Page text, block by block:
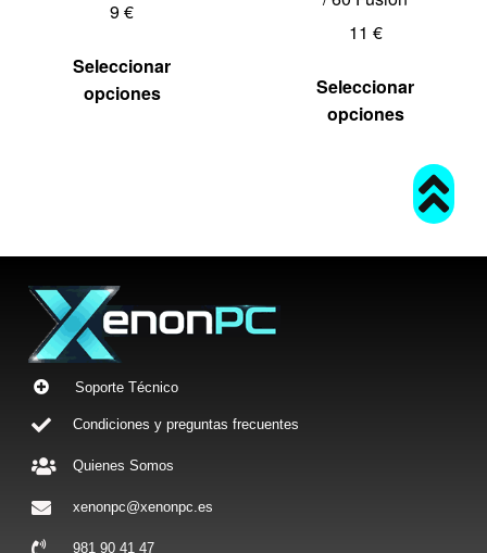
9€
Seleccionar
opciones
11 €
Seleccionar
opciones
Soporte Técnico
Condiciones y preguntas frecuentes
Quienes Somos
xenonpc@xenonpc.es
981 90 41 47